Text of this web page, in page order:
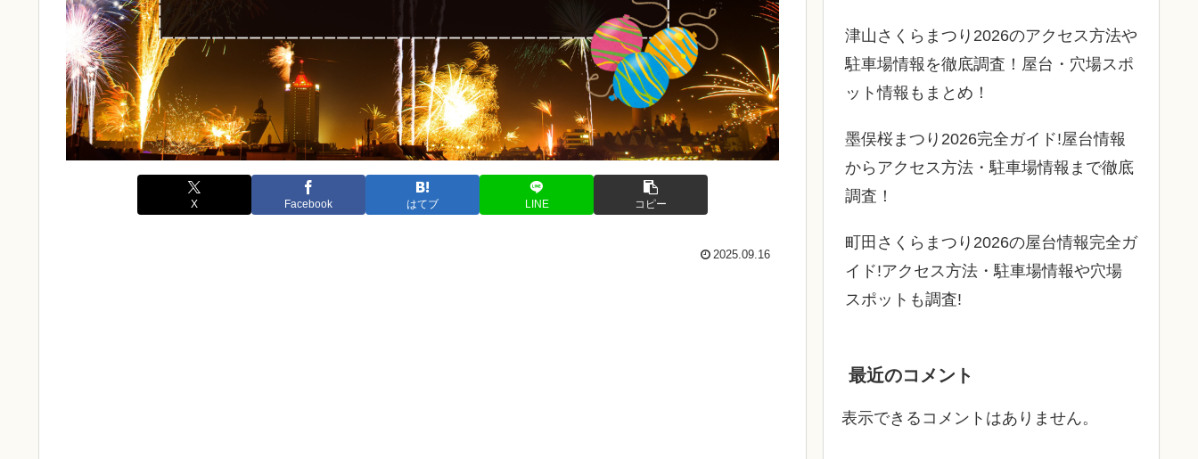
X Facebook はてブ LINE コピー
2025.09.16
津山さくらまつり2026のアクセス方法や
駐車場情報を徹底調査！屋台・穴場スポ
ット情報もまとめ！
墨俣桜まつり2026完全ガイド!屋台情報
からアクセス方法・駐車場情報まで徹底
調査！
町田さくらまつり2026の屋台情報完全ガ
イド!アクセス方法・駐車場情報や穴場
スポットも調査!
最近のコメント
表示できるコメントはありません。